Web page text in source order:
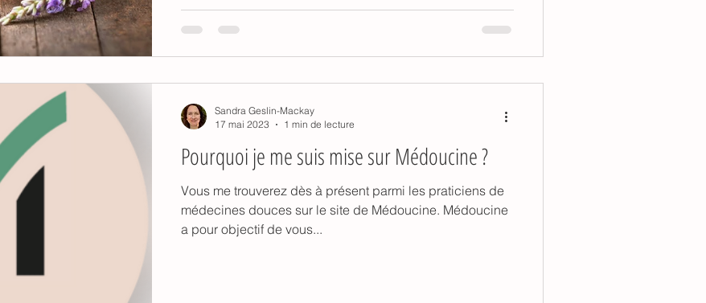
Pourquoi je me suis mise sur Médoucine ?
Vous me trouverez dès à présent parmi les praticiens de
médecines douces sur le site de Médoucine. Médoucine
a pour objectif de vous...
Sandra Geslin-Mackay
17 mai 2023
1 min de lecture